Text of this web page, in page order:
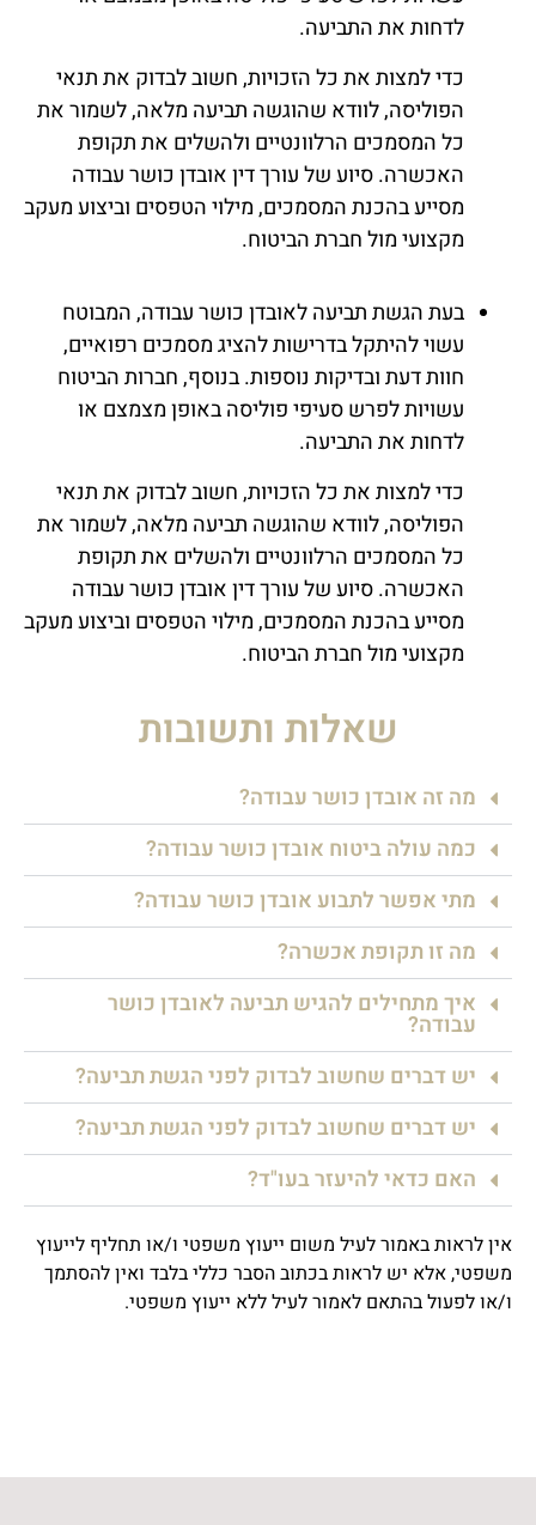
לדחות את התביעה.
כדי למצות את כל הזכויות, חשוב לבדוק את תנאי
הפוליסה, לוודא שהוגשה תביעה מלאה, לשמור את
כל המסמכים הרלוונטיים ולהשלים את תקופת
האכשרה. סיוע של עורך דין אובדן כושר עבודה
מסייע בהכנת המסמכים, מילוי הטפסים וביצוע מעקב
מקצועי מול חברת הביטוח.
בעת הגשת תביעה לאובדן כושר עבודה, המבוטח
עשוי להיתקל בדרישות להציג מסמכים רפואיים,
חוות דעת ובדיקות נוספות. בנוסף, חברות הביטוח
עשויות לפרש סעיפי פוליסה באופן מצמצם או
לדחות את התביעה.
כדי למצות את כל הזכויות, חשוב לבדוק את תנאי
הפוליסה, לוודא שהוגשה תביעה מלאה, לשמור את
כל המסמכים הרלוונטיים ולהשלים את תקופת
האכשרה. סיוע של עורך דין אובדן כושר עבודה
מסייע בהכנת המסמכים, מילוי הטפסים וביצוע מעקב
מקצועי מול חברת הביטוח.
שאלות ותשובות
מה זה אובדן כושר עבודה?
כמה עולה ביטוח אובדן כושר עבודה?
מתי אפשר לתבוע אובדן כושר עבודה?
מה זו תקופת אכשרה?
איך מתחילים להגיש תביעה לאובדן כושר
עבודה?
יש דברים שחשוב לבדוק לפני הגשת תביעה?
יש דברים שחשוב לבדוק לפני הגשת תביעה?
האם כדאי להיעזר בעו"ד?
אין לראות באמור לעיל משום ייעוץ משפטי ו/או תחליף לייעוץ
משפטי, אלא יש לראות בכתוב הסבר כללי בלבד ואין להסתמך
ו/או לפעול בהתאם לאמור לעיל ללא ייעוץ משפטי.